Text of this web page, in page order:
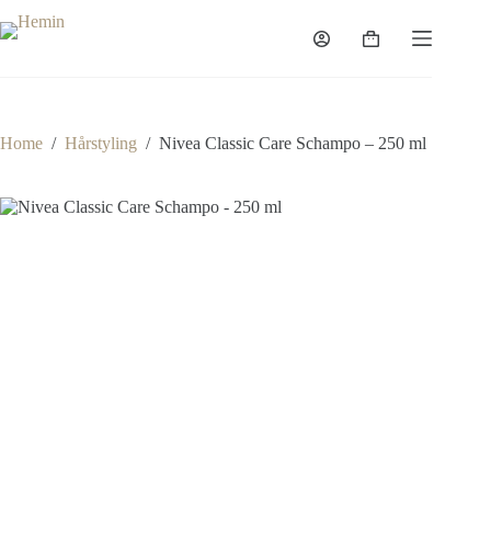
Home / Hårstyling / Nivea Classic Care Schampo – 250 ml